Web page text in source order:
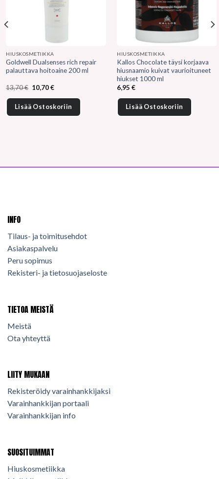
HIUSKOSMETIIKKA
Goldwell Dualsenses rich repair
palauttava hoitoaine 200 ml
13,70€ Alkuperäinen
hinta
oli:
13,70 €.
10,70€Nykyinen
on:
10,70 €.
Lisää Ostoskoriin
HIUSKOSMETIIKKA
Kallos Chocolate täysi korjaava
hiusnaamio kuivat vaurioituneet
hiukset 1000 ml
6,95€
Lisää Ostoskoriin
INFO
Tilaus- ja toimitusehdot
Asiakaspalvelu
Peru sopimus
Rekisteri- ja tietosuojaseloste
TIETOA MEISTÄ
Meistä
Ota yhteyttä
LIITY MUKAAN
Rekisteröidy varainhankkijaksi
Varainhankkijan portaali
Varainhankkijan info
SUOSITUIMMAT
Hiuskosmetiikka